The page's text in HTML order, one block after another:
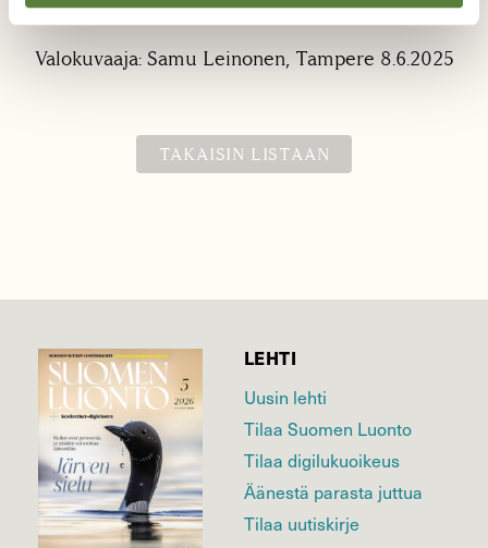
huoltotoimenpiteitä.
Valokuvaaja: Samu Leinonen, Tampere 8.6.2025
TAKAISIN LISTAAN
LEHTI
Uusin lehti
Tilaa Suomen Luonto
Tilaa digilukuoikeus
Äänestä parasta juttua
Tilaa uutiskirje